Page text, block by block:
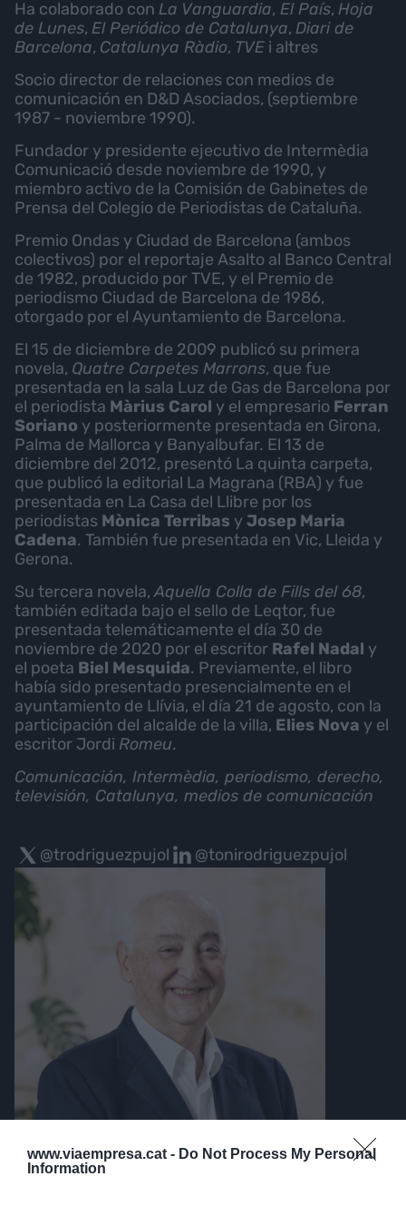
www.viaempresa.cat - Do Not Process My Personal
Information
Ha colaborado con La Vanguardia, El País, Hoja
de Lunes, El Periódico de Catalunya, Diari de
Barcelona, Catalunya Ràdio, TVE i altres
Socio director de relaciones con medios de
comunicación en D&D Asociados, (septiembre
1987 - noviembre 1990).
Fundador y presidente ejecutivo de Intermèdia
Comunicació desde noviembre de 1990, y
miembro activo de la Comisión de Gabinetes de
Prensa del Colegio de Periodistas de Cataluña.
Premio Ondas y Ciudad de Barcelona (ambos
colectivos) por el reportaje Asalto al Banco Central
de 1982, producido por TVE, y el Premio de
periodismo Ciudad de Barcelona de 1986,
otorgado por el Ayuntamiento de Barcelona.
El 15 de diciembre de 2009 publicó su primera
novela, Quatre Carpetes Marrons, que fue
presentada en la sala Luz de Gas de Barcelona por
el periodista Màrius Carol y el empresario Ferran
Soriano y posteriormente presentada en Girona,
Palma de Mallorca y Banyalbufar. El 13 de
diciembre del 2012, presentó La quinta carpeta,
que publicó la editorial La Magrana (RBA) y fue
presentada en La Casa del Llibre por los
periodistas Mònica Terribas y Josep Maria
Cadena. También fue presentada en Vic, Lleida y
Gerona.
Su tercera novela,Aquella Colla de Fills del 68,
también editada bajo el sello de Leqtor, fue
presentada telemáticamente el día 30 de
noviembre de 2020 por el escritor Rafel Nadal y
el poeta Biel Mesquida. Previamente, el libro
había sido presentado presencialmente en el
ayuntamiento de Llívia, el día 21 de agosto, con la
participación del alcalde de la villa, Elies Nova y el
escritor Jordi Romeu.
Comunicación, Intermèdia, periodismo, derecho,
televisión, Catalunya, medios de comunicación
@trodriguezpujol @tonirodriguezpujol